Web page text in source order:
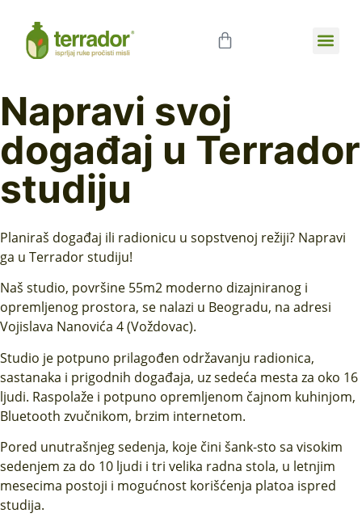
Napravi svoj
događaj u Terrador
studiju
Planiraš događaj ili radionicu u sopstvenoj režiji? Napravi
ga u Terrador studiju!
Naš studio, površine 55m2 moderno dizajniranog i
opremljenog prostora, se nalazi u Beogradu, na adresi
Vojislava Nanovića 4 (Voždovac).
Studio je potpuno prilagođen održavanju radionica,
sastanaka i prigodnih događaja, uz sedeća mesta za oko 16
ljudi. Raspolaže i potpuno opremljenom čajnom kuhinjom,
Bluetooth zvučnikom, brzim internetom.
Pored unutrašnjeg sedenja, koje čini šank-sto sa visokim
sedenjem za do 10 ljudi i tri velika radna stola, u letnjim
mesecima postoji i mogućnost korišćenja platoa ispred
studija.